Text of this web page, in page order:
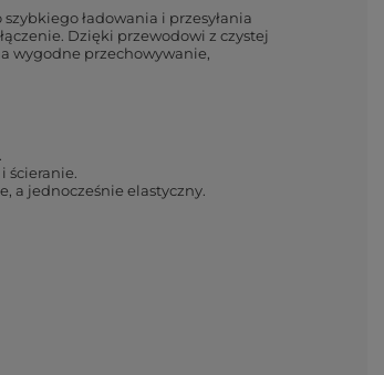
ładowania i przesyłania
Dzięki przewodowi z czystej
wygodne przechowywanie,
a jednocześnie elastyczny.